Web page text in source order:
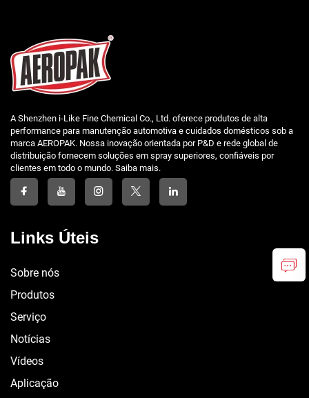
A Shenzhen i-Like Fine Chemical Co., Ltd. oferece produtos de alta
performance para manutenção automotiva e cuidados domésticos sob a
marca AEROPAK. Nossa inovação orientada por P&D e rede global de
distribuição fornecem soluções em spray superiores, confiáveis por
clientes em todo o mundo. Saiba mais.
Links Úteis
Sobre nós
Produtos
Serviço
Notícias
Vídeos
Aplicação